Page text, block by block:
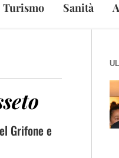
Turismo Sanità
Grifone e